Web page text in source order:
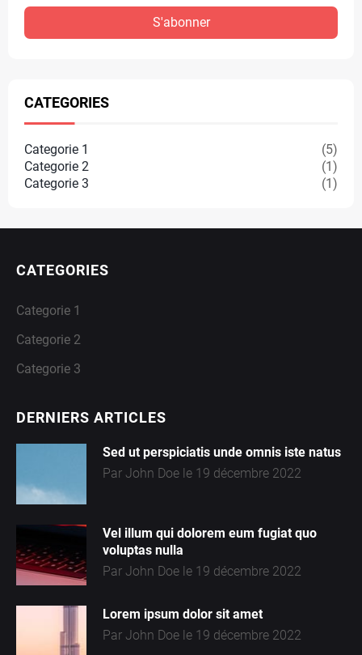
S'abonner
CATEGORIES
Categorie 1
Categorie 2
Categorie 3
(5)
(1)
(1)
CATEGORIES
Categorie 1
Categorie 2
Categorie 3
DERNIERS ARTICLES
Sed ut perspiciatis unde omnis iste natus
Par John Doe le 19 décembre 2022
Vel illum qui dolorem eum fugiat quo
voluptas nulla
Par John Doe le 19 décembre 2022
Lorem ipsum dolor sit amet
Par John Doe le 19 décembre 2022